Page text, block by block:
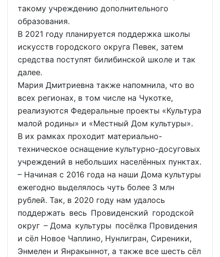
такому учреждению дополнительного
образования.
В 2021 году планируется поддержка школы
искусств городского округа Певек, затем
средства поступят билибинской школе и так
далее.
Мария Дмитриевна также напомнила, что во
всех регионах, в том числе на Чукотке,
реализуются Федеральные проекты «Культура
малой родины» и «Местный Дом культуры».
В их рамках проходит материально-
техническое оснащение культурно-досуговых
учреждений в небольших населённых пунктах.
– Начиная с 2016 года на наши Дома культуры
ежегодно выделялось чуть более 3 млн
рублей. Так, в 2020 году нам удалось
поддержать весь Провиденский городской
округ – Дома культуры посёлка Провидения
и сёл Новое Чаплино, Нунлигран, Сиреники,
Энмелен и Янракыннот, а также все шесть сёл